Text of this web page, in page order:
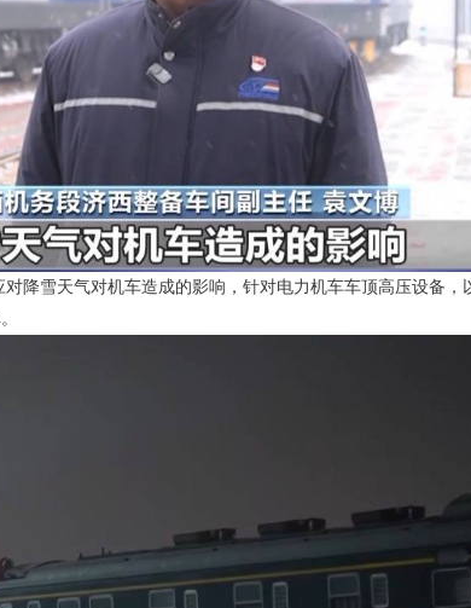
降雪天气对机车造成的影响，针对电力机车车顶高压设备，